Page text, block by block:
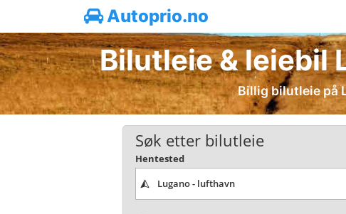
Autoprio.no
Bilutleie & leiebil
Billig bilutleie på
Søk etter bilutleie
Hentested